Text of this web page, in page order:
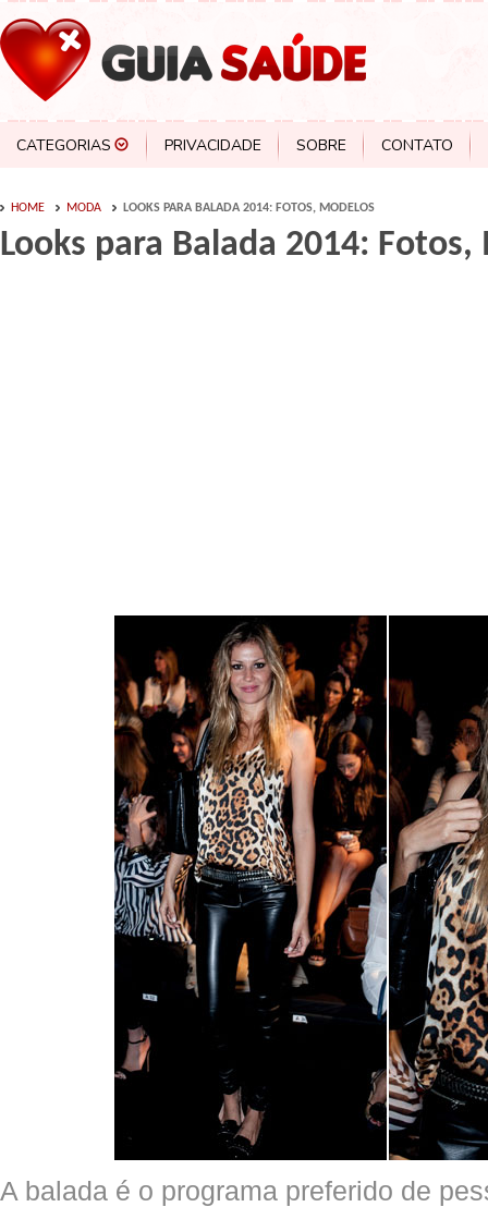
CATEGORIAS PRIVACIDADE SOBRE CONTATO
HOME MODA LOOKS PARA BALADA 2014: FOTOS, MODELOS
Looks para Balada 2014:
A balada é o programa preferido de